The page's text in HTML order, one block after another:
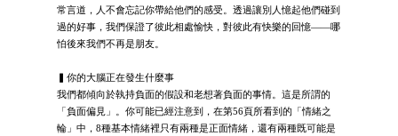
常言道，人不會忘記你帶給他們的感受。透過讓別人憶起他們碰到
過的好事，我們保證了彼此相處愉快，對彼此有快樂的回憶——哪
怕後來我們不再是朋友。
▍你的大腦正在發生什麼事
我們都傾向於執持負面的假設和老想著負面的事情。這是所謂的
「負面偏見」。你可能已經注意到，在第56頁所看到的「情緒之
輪」中，8種基本情緒裡只有兩種是正面情緒，還有兩種既可能是